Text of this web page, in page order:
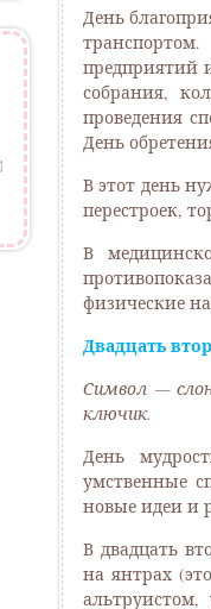
День
предприятий
собрания,
проведения
День
В этот день
перестроек,
В
физические
Двадцать
Символ —
ключик.
День
умственные
новые идеи и
В двадцать
на янтрах